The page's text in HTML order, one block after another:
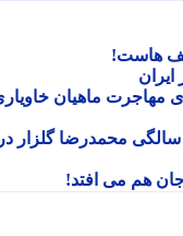
هاست!
ماهیان خاویاری
جشن تولد شاهانه 47 سالگی محمدرضا گلزار در
هم می افتد!